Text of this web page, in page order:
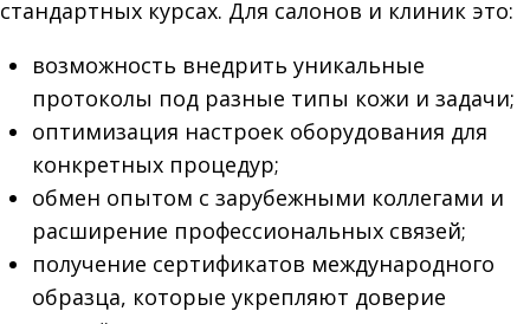
стандартных курсах. Для салонов и клиник это:
возможность внедрить уникальные
протоколы под разные типы кожи и задачи;
оптимизация настроек оборудования для
конкретных процедур;
обмен опытом с зарубежными коллегами и
расширение профессиональных связей;
получение сертификатов международного
образца, которые укрепляют доверие